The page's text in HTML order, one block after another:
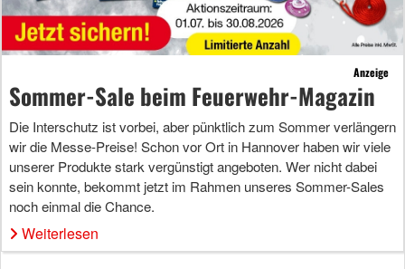
Anzeige
Sommer-Sale beim Feuerwehr-Magazin
Die Interschutz ist vorbei, aber pünktlich zum Sommer verlängern
wir die Messe-Preise! Schon vor Ort in Hannover haben wir viele
unserer Produkte stark vergünstigt angeboten. Wer nicht dabei
sein konnte, bekommt jetzt im Rahmen unseres Sommer-Sales
noch einmal die Chance.
Weiterlesen